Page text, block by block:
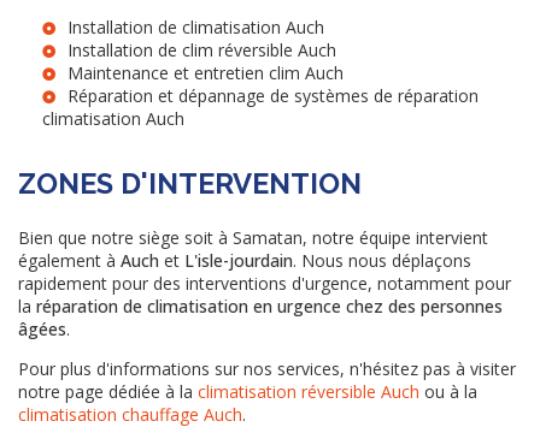
Installation de climatisation Auch
Installation de clim réversible Auch
Maintenance et entretien clim Auch
Réparation et dépannage de systèmes de réparation
climatisation Auch
ZONES D'INTERVENTION
Bien que notre siège soit à Samatan, notre équipe intervient
également à Auch et L'isle-jourdain. Nous nous déplaçons
rapidement pour des interventions d'urgence, notamment pour
la réparation de climatisation en urgence chez des personnes
âgées.
Pour plus d'informations sur nos services, n'hésitez pas à visiter
notre page dédiée à la climatisation réversible Auch ou à la
climatisation chauffage Auch.